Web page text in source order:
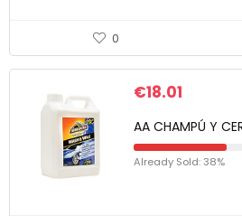
0
€18.01
AA CHAMPÚ Y
Already Sold: 38%